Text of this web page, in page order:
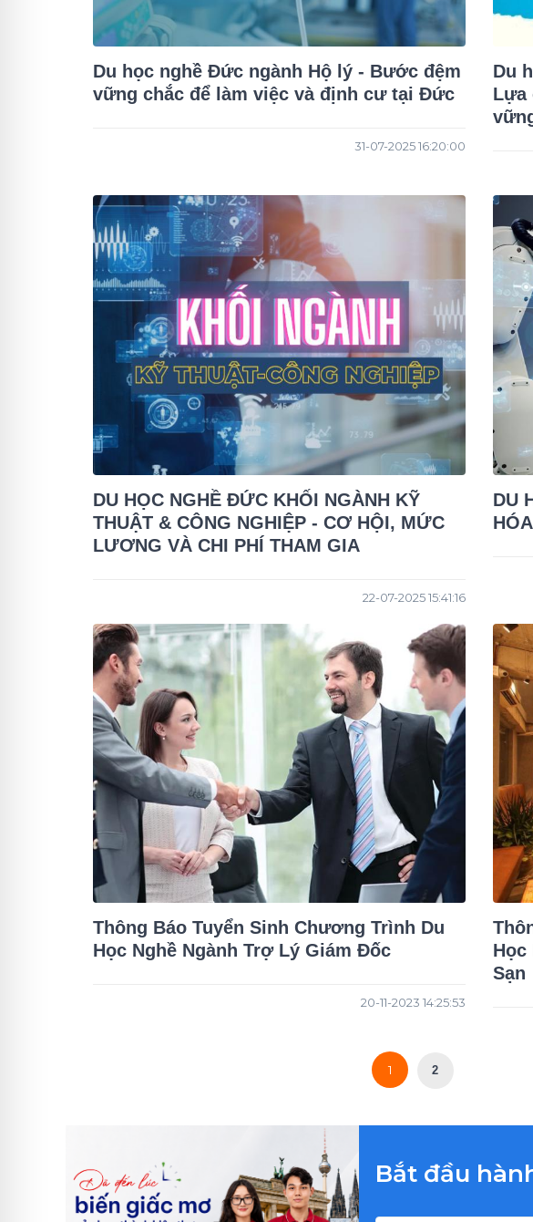
Du học nghề Đức ngành Hộ lý - Bước đệm
vững chắc để làm việc và định cư tại Đức
31-07-2025 16:20:00
Du
Lựa
DU HỌC NGHỀ ĐỨC KHỐI NGÀNH KỸ
THUẬT & CÔNG NGHIỆP - CƠ HỘI, MỨC
LƯƠNG VÀ CHI PHÍ THAM GIA
22-07-2025 15:41:16
DU
HÓA
Thông Báo Tuyển Sinh Chương Trình Du
Học Nghề Ngành Trợ Lý Giám Đốc
20-11-2023 14:25:53
Học
Sạn
1 2
Bắt đầu